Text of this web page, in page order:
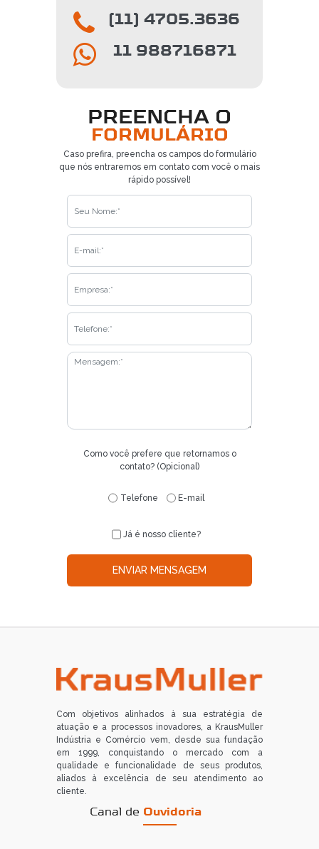
(11) 4705.3636
11 988716871
PREENCHA O
FORMULÁRIO
Caso prefira, preencha os campos do formulário
que nós entraremos em contato com você o mais
rápido possível!
Como você prefere que retornamos o
contato? (Opicional)
Telefone E-mail
Já é nosso cliente?
ENVIAR MENSAGEM
Com objetivos alinhados à sua estratégia de
atuação e a processos inovadores, a KrausMuller
Indústria e Comércio vem, desde sua fundação
em 1999, conquistando o mercado com a
qualidade e funcionalidade de seus produtos,
aliados à excelência de seu atendimento ao
cliente.
Canal de Ouvidoria